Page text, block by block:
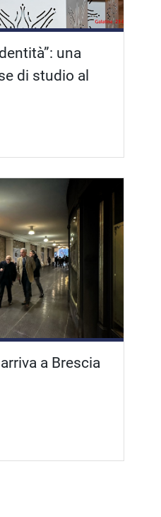
una
di studio al
a Brescia